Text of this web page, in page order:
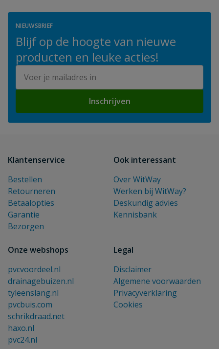
NIEUWSBRIEF
Blijf op de hoogte van nieuwe
producten en leuke acties!
Inschrijven
Klantenservice
Bestellen
Retourneren
Betaalopties
Garantie
Bezorgen
Ook interessant
Over WitWay
Werken bij WitWay?
Deskundig advies
Kennisbank
Onze webshops
pvcvoordeel.nl
drainagebuizen.nl
tyleenslang.nl
pvcbuis.com
schrikdraad.net
haxo.nl
pvc24.nl
Legal
Disclaimer
Algemene voorwaarden
Privacyverklaring
Cookies